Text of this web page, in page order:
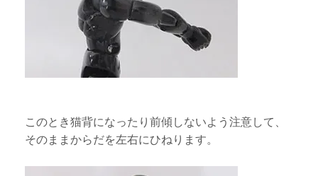
このとき猫背になったり前傾しないよう注意して、
そのままからだを左右にひねります。